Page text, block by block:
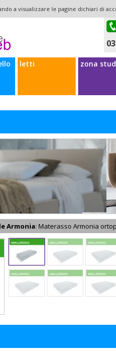
letti zona
Armonia: Materasso Armonia
a visualizzare le pagine dichiari di